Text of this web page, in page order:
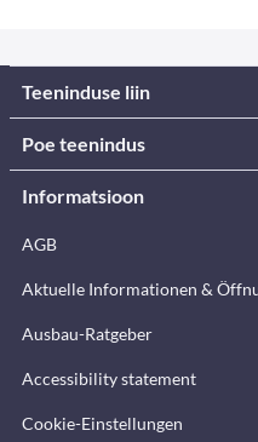
Teeninduse liin
Poe teenindus
Informatsioon
AGB
Aktuelle Informationen &
Ausbau-Ratgeber
Accessibility statement
Cookie-Einstellungen